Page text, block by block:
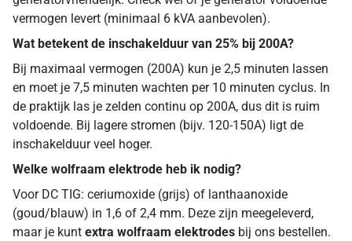
vermogen levert (minimaal 6 kVA aanbevolen).
Wat betekent de inschakelduur van 25% bij 200A?
Bij maximaal vermogen (200A) kun je 2,5 minuten lassen
en moet je 7,5 minuten wachten per 10 minuten cyclus. In
de praktijk las je zelden continu op 200A, dus dit is ruim
voldoende. Bij lagere stromen (bijv. 120-150A) ligt de
inschakelduur veel hoger.
Welke wolfraam elektrode heb ik nodig?
Voor DC TIG: ceriumoxide (grijs) of lanthaanoxide
(goud/blauw) in 1,6 of 2,4 mm. Deze zijn meegeleverd,
maar je kunt extra wolfraam elektrodes bij ons bestellen.